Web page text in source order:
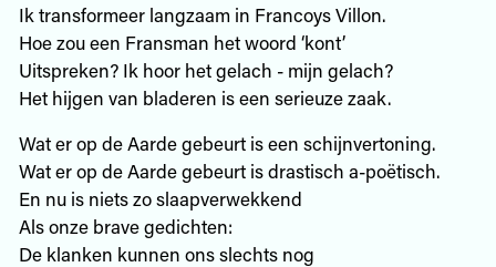
Ik transformeer langzaam in Francoys Villon.
Hoe zou een Fransman het woord ‘kont’
Uitspreken? Ik hoor het gelach - mijn gelach?
Het hijgen van bladeren is een serieuze zaak.
Wat er op de Aarde gebeurt is een schijnvertoning.
Wat er op de Aarde gebeurt is drastisch a-poëtisch.
En nu is niets zo slaapverwekkend
Als onze brave gedichten:
De klanken kunnen ons slechts nog